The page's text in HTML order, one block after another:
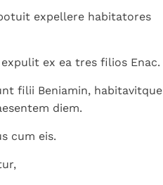
expellere habitatores
ex ea tres filios Enac.
filii Beniamin, habitavitque
diem.
cum eis.